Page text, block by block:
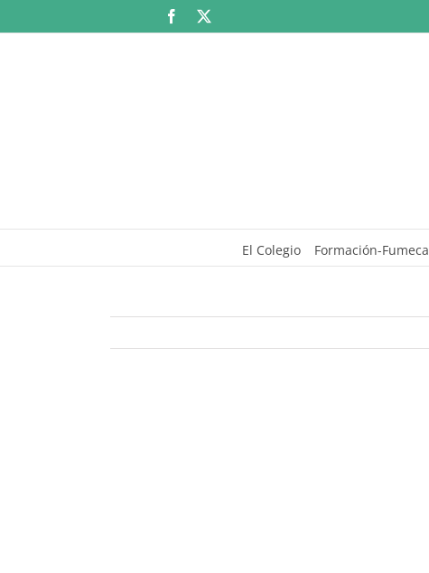
Facebook
El Colegio Formación-Fumeca